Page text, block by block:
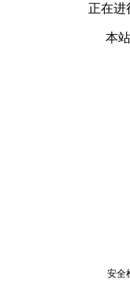
正在进
本
安全